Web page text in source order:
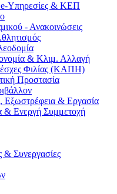
e-Υπηρεσίες & ΚΕΠ
- Ανακοινώσεις
& Κλιμ. Αλλαγή
Φιλίας (ΚΑΠΗ)
Προστασία
Εξωστρέφεια & Εργασία
& Ενεργή Συμμετοχή
& Συνεργασίες